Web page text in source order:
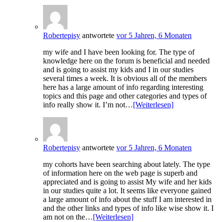
Robertepisy antwortete vor 5 Jahren, 6 Monaten
my wife and I have been looking for. The type of
knowledge here on the forum is beneficial and needed
and is going to assist my kids and I in our studies
several times a week. It is obvious all of the members
here has a large amount of info regarding interesting
topics and this page and other categories and types of
info really show it. I’m not…[Weiterlesen]
Robertepisy antwortete vor 5 Jahren, 6 Monaten
my cohorts have been searching about lately. The type
of information here on the web page is superb and
appreciated and is going to assist My wife and her kids
in our studies quite a lot. It seems like everyone gained
a large amount of info about the stuff I am interested in
and the other links and types of info like wise show it. I
am not on the…[Weiterlesen]